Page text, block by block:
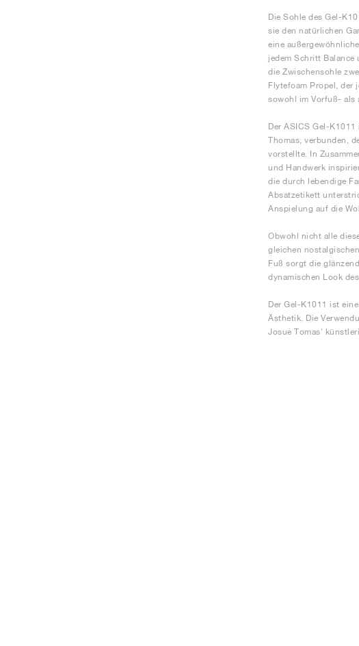
Die Sohle des Gel-
sie den natürlichen
eine
jedem Schritt
die Zwischensohle
Flytefoam Propel, der
sowohl im Vorfuß- als
Der ASICS Gel-
Thomas, verbunden,
vorstellte. In
und Handwerk
die durch lebendige
Absatzetikett
Anspielung auf die
Obwohl nicht alle
gleichen
Fuß sorgt die
dynamischen Look des
Der Gel-K1011 ist
Ästhetik. Die
Josué Tomas'